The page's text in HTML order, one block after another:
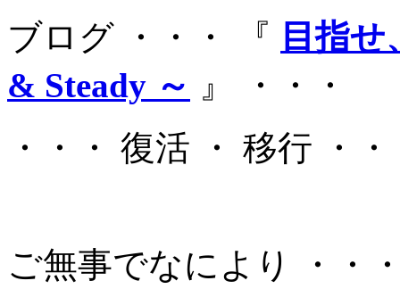
ブログ ・・・ 『 目指
& Steady ～
』 ・・・
・・・ 復活 ・ 移行 ・
ご無事でなにより ・・